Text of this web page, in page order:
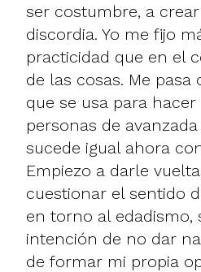
ser costumbre, a
discordia. Yo me fijo
practicidad que en el
de las cosas. Me pasa
que se usa para
personas de
sucede igual ahora
Empiezo a darle
cuestionar el sentido
en torno al edadismo,
intención de no dar
de formar mi propia